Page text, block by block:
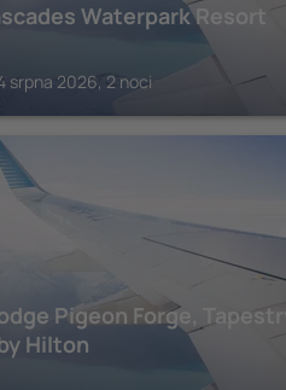
Waterpark Resort
srpna 2026, 2 noci
Pigeon Forge,
Hilton